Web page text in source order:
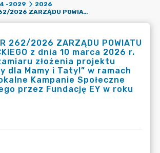
-2029
2026
UCHWAŁA NR 262/2026 ZARZĄDU POWIATU ZGORZELECKIEGO Z DNIA 10 MARCA 2026 R. W SPRAWIE ZAMIARU ZŁOŻENIA PROJEKTU „MAMY ETATY DLA MAMY I TATY!” W RAMACH KONKURSU LOKALNE KAMPANIE SPOŁECZNE PROWADZONEGO PRZEZ FUNDACJĘ EY W ROKU 2026.
262/2026 ZARZĄDU POWIATU
z dnia 10 marca 2026 r.
złożenia projektu
dla Mamy i Taty!” w ramach
Kampanie Społeczne
przez Fundację EY w roku